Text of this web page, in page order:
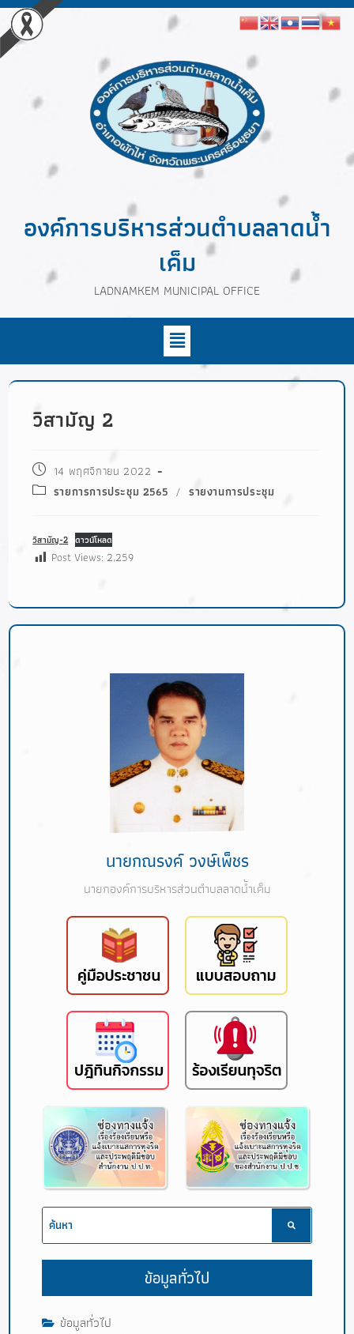
องค์การบริหารส่วนตำบลลาดน้ำ
เค็ม
LADNAMKEM MUNICIPAL OFFICE
วิสามัญ 2
14 พฤศจิกายน 2022
รายการการประชุม 2565 / รายงานการประชุม
วิสามัญ-2 ดาวน์โหลด
Post Views: 2,259
นายกณรงค์ วงษ์เพ็ชร
นายกองค์การบริหารส่วนตำบลลาดน้ำเค็ม
ข้อมูลทั่วไป
ข้อมูลทั่วไป